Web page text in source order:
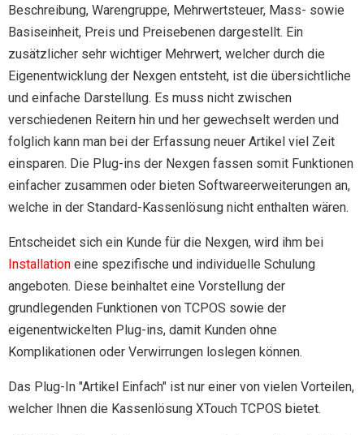
Beschreibung, Warengruppe, Mehrwertsteuer, Mass- sowie
Basiseinheit, Preis und Preisebenen dargestellt. Ein
zusätzlicher sehr wichtiger Mehrwert, welcher durch die
Eigenentwicklung der Nexgen entsteht, ist die übersichtliche
und einfache Darstellung. Es muss nicht zwischen
verschiedenen Reitern hin und her gewechselt werden und
folglich kann man bei der Erfassung neuer Artikel viel Zeit
einsparen. Die Plug-ins der Nexgen fassen somit Funktionen
einfacher zusammen oder bieten Softwareerweiterungen an,
welche in der Standard-Kassenlösung nicht enthalten wären.
Entscheidet sich ein Kunde für die Nexgen, wird ihm bei
Installation eine spezifische und individuelle Schulung
angeboten. Diese beinhaltet eine Vorstellung der
grundlegenden Funktionen von TCPOS sowie der
eigenentwickelten Plug-ins, damit Kunden ohne
Komplikationen oder Verwirrungen loslegen können.
Das Plug-In "Artikel Einfach" ist nur einer von vielen Vorteilen,
welcher Ihnen die Kassenlösung XTouch TCPOS bietet.